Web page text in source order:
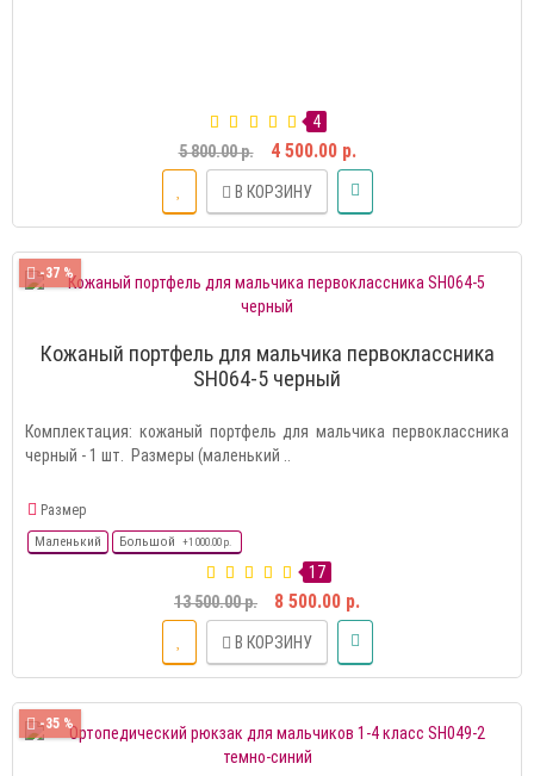
4
5 800.00 р.
4 500.00 р.
В КОРЗИНУ
-37 %
Кожаный портфель для мальчика первоклассника
SH064-5 черный
Комплектация: кожаный портфель для мальчика первоклассника
черный - 1 шт. Размеры (маленький ..
Размер
Маленький Большой +1 000.00 р.
17
13 500.00 р.
8 500.00 р.
В КОРЗИНУ
-35 %